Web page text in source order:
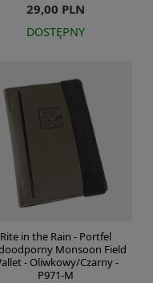
29,00 PLN
DOSTĘPNY
Rite in the Rain - Portfel
Monsoon Field
- Oliwkowy/Czarny -
P971-M